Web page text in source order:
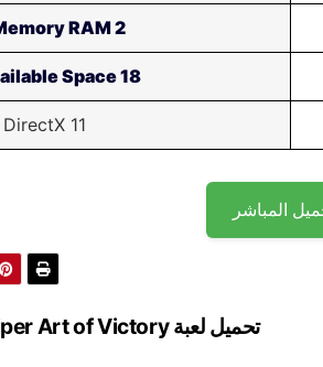
2 GB Memory RAM
18 GB Available Space
DirectX 11
المباشر